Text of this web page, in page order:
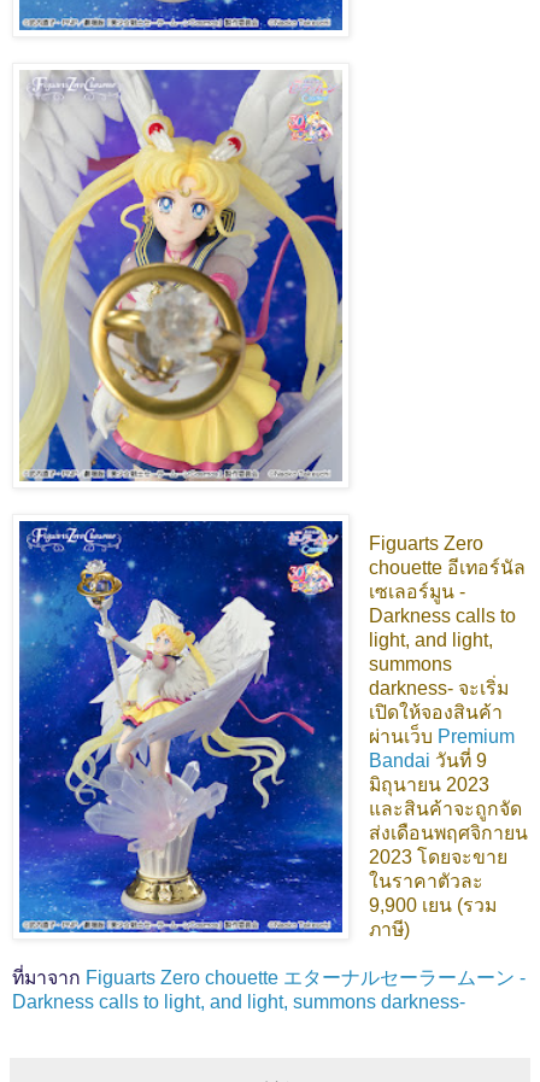
Figuarts Zero
chouette อีเทอร์นัล
เซเลอร์มูน -
Darkness calls to
light, and light,
summons
darkness- จะเริ่ม
เปิดให้จองสินค้า
ผ่านเว็บ Premium
Bandai วันที่ 9
มิถุนายน 2023
และสินค้าจะถูกจัด
ส่งเดือนพฤศจิกายน
2023 โดยจะขาย
ในราคาตัวละ
9,900 เยน (รวม
ภาษี)
ที่มาจาก Figuarts Zero chouette エターナルセーラームーン -
Darkness calls to light, and light, summons darkness-